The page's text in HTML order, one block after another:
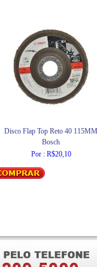
Disco Flap Top Reto 40 115MM
Bosch
Por : R$20,10